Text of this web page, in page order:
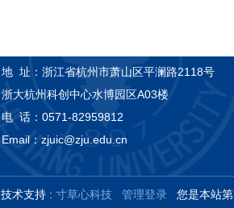
地 址： 浙江省杭州市萧山区平澜路2118号
浙大杭州科创中心水博园区A03楼
电 话： 0571-82959812
Email： zjuic@zju.edu.cn
技术支持 : 寸草心科技 管理登录 您是本站第